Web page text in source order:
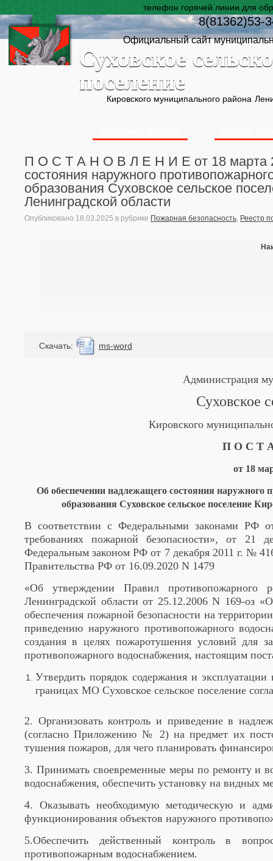
телефон горячей линии для
8(81362)53-
Официальный сайт
Суховское
поселение
Кировского муниципального района
П О С Т А Н О В Л Е Н И Е от 18 марта
состояния наружного
образования Суховское сельское
Ленинградской области
Опубликовано 18.03.2025 в рубрике Пожарная безопасность, Реестр
Cкачать: ms-word
Администрация
Суховское
Кировского
П О С Т
от 18
Об обеспечении надлежащего состояния наружного
образования Суховское сельское поселение
В соответствии с Федеральными законами РФ
требованиях пожарной безопасности», от 21
Федеральным законом РФ от 7 декабря 2011 г. №
Правительства РФ от 16.09.2020 N 1479
«Об утверждении Правил противопожарного
Ленинградской области от 25.12.2006 N 169-оз
обеспечения пожарной безопасности на
приведению наружного противопожарного
создания в целях пожаротушения условий для
противопожарного водоснабжения, настоящим
Утвердить порядок содержания и
границах МО Суховское сельское поселение
2. Организовать контроль и приведение в
(согласно Приложению № 2) на предмет их
тушения пожаров, для чего планировать
3. Принимать своевременные меры по ремонту и
водоснабжения, обеспечить установку на видных
4. Оказывать необходимую методическую и
функционирования объектов наружного
5.Обеспечить действенный контроль в
противопожарным водоснабжением.